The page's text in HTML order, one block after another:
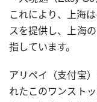
これにより、上海
スを提供し、上海
指しています。
アリペイ（支付宝
れたこのワンスト